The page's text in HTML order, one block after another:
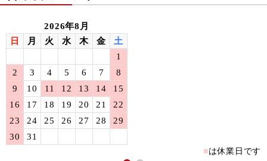
2026年8月
日
月 火 水 木 金
土
1
2
3 4 5 6 7
8
9
10 11 12 13 14
15
16
17 18 19 20 21
22
23
24 25 26 27 28
29
30
31
■は休業日です